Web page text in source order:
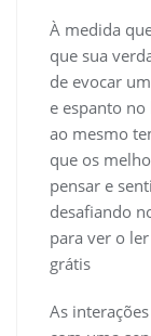
À medida
que sua
de evocar
e espanto
ao mesmo
que os
pensar e
desafiando
para ver o
grátis
As